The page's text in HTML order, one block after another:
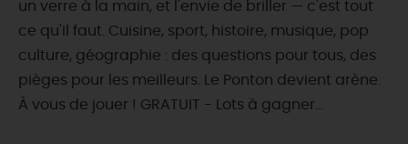
CETTE SEMAINE
TOUT L'AGENDA
un verre à la main, et l'envie de briller — c'est tout
ce qu'il faut. Cuisine, sport, histoire, musique, pop
culture, géographie : des questions pour tous, des
pièges pour les meilleurs. Le Ponton devient arène.
À vous de jouer ! GRATUIT - Lots à gagner...